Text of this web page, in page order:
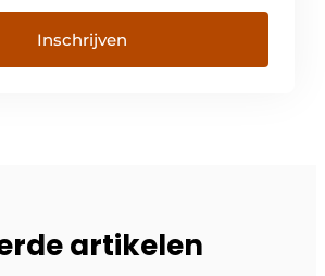
Inschrijven
artikelen